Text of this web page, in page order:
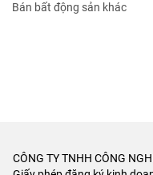
Bán bất động sản khác
CÔNG TY TNHH CÔNG